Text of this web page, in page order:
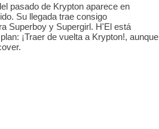
pasado de Krypton aparece en
Su llegada trae consigo
Superboy y Supergirl. H'El está
¡Traer de vuelta a Krypton!, aunque